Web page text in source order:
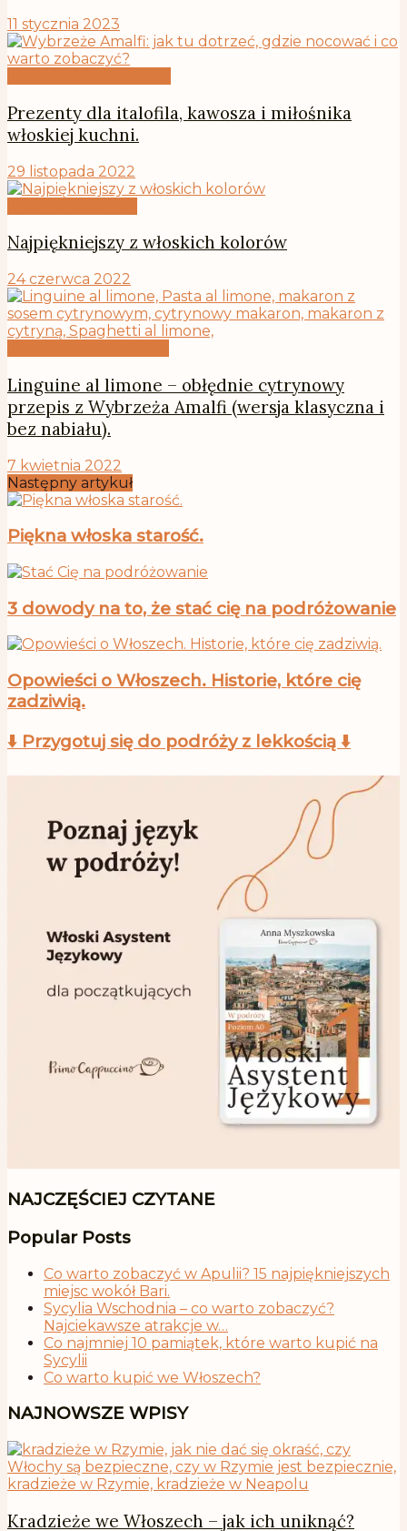
11 stycznia 2023
Prezenty dla italofila, kawosza i miłośnika
włoskiej kuchni.
29 listopada 2022
Najpiękniejszy z włoskich kolorów
24 czerwca 2022
Linguine al limone – obłędnie cytrynowy
przepis z Wybrzeża Amalfi (wersja klasyczna i
bez nabiału).
7 kwietnia 2022
Następny artykuł
Piękna włoska starość.
3 dowody na to, że stać cię na podróżowanie
Opowieści o Włoszech. Historie, które cię
zadziwią.
⬇️ Przygotuj się do podróży z lekkością ⬇️
NAJCZĘŚCIEJ CZYTANE
Popular Posts
Co warto zobaczyć w Apulii? 15 najpiękniejszych
miejsc wokół Bari.
Sycylia Wschodnia – co warto zobaczyć?
Najciekawsze atrakcje w…
Co najmniej 10 pamiątek, które warto kupić na
Sycylii
Co warto kupić we Włoszech?
NAJNOWSZE WPISY
Kradzieże we Włoszech – jak ich uniknąć?